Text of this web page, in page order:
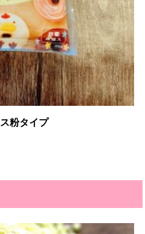
粉タイプ